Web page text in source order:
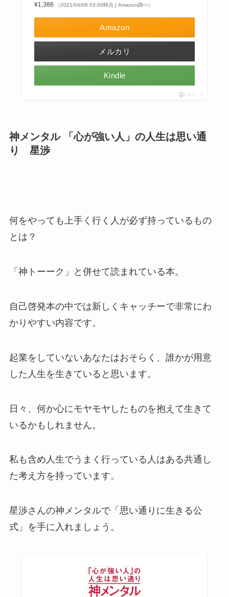
¥1,386
（2021/04/08 03:00時点 | Amazon調べ）
Amazon
メルカリ
Kindle
ポチップ
神メンタル 「心が強い人」の人生は思い通
り 星渉
何をやっても上手く行く人が必ず持っているもの
とは？
「神トーーク」と併せて読まれている本。
自己啓発本の中では新しくキャッチーで非常にわ
かりやすい内容です。
起業をしていないあなたはおそらく、誰かが用意
した人生を生きていると思います。
日々、何か心にモヤモヤしたものを抱えて生きて
いるかもしれません。
私も含め 人生でうまく行っている人はある共通し
た考え方を持っています。
星渉さんの神メンタルで「思い通りに生きる公
式」を手に入れましょう。